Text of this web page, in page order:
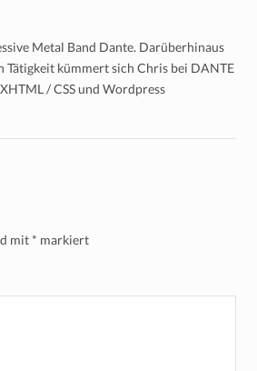
Metal Band Dante. Darüberhinaus
Tätigkeit kümmert sich Chris bei DANTE
/ CSS und Wordpress
mit * markiert